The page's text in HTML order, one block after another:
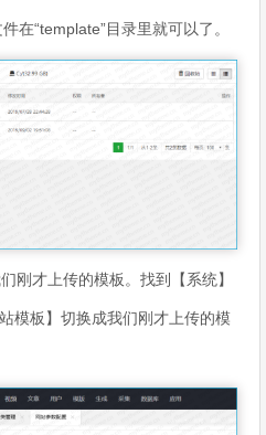
在“template”目录里就可以了。
刚才上传的模板。找到【系统】
模板】切换成我们刚才上传的模